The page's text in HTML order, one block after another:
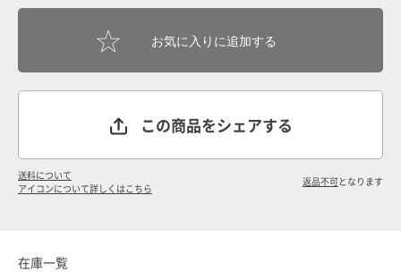
この商品をシェアする
送料について
アイコンについて詳しくはこちら
返品不可となります
在庫一覧